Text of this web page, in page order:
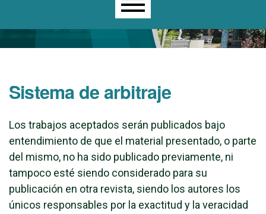
Menú principal
Sistema de arbitraje
Los trabajos aceptados serán publicados bajo
entendimiento de que el material presentado, o parte
del mismo, no ha sido publicado previamente, ni
tampoco esté siendo considerado para su
publicación en otra revista, siendo los autores los
únicos responsables por la exactitud y la veracidad